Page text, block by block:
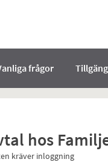
frågor
hos
kräver inloggning